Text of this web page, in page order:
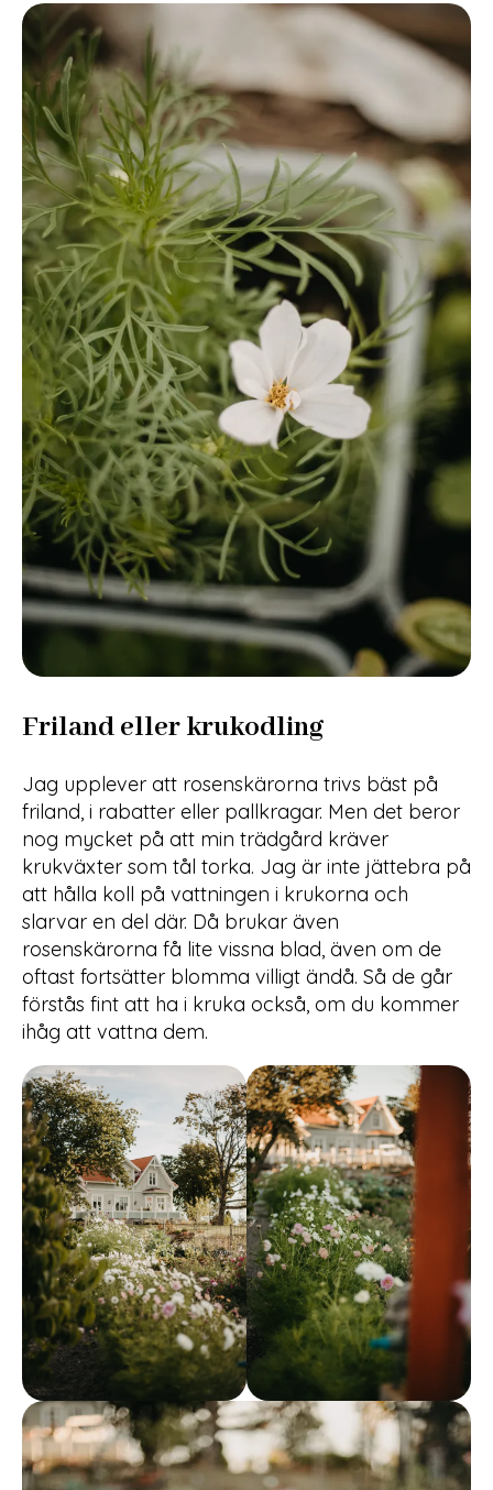
Friland eller krukodling
Jag upplever att rosenskärorna trivs bäst på
friland, i rabatter eller pallkragar. Men det beror
nog mycket på att min trädgård kräver
krukväxter som tål torka. Jag är inte jättebra på
att hålla koll på vattningen i krukorna och
slarvar en del där. Då brukar även
rosenskärorna få lite vissna blad, även om de
oftast fortsätter blomma villigt ändå. Så de går
förstås fint att ha i kruka också, om du kommer
ihåg att vattna dem.